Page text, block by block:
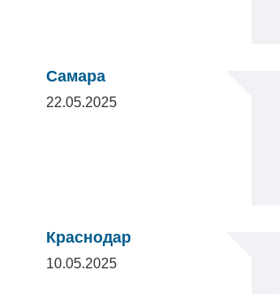
Самара
22.05.2025
Краснодар
10.05.2025